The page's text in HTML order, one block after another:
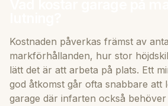
Kostnaden påverkas främst av
markförhållanden, hur stor
lätt det är att arbeta på plats. Ett
god åtkomst går ofta snabbare att
garage där infarten också behöver